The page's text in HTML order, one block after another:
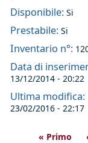
Disponibile: Si
Prestabile: Si
Inventario n°:
Data di
13/12/2014 - 20:22
Ultima modifica:
23/02/2016 - 22:17
« Primo